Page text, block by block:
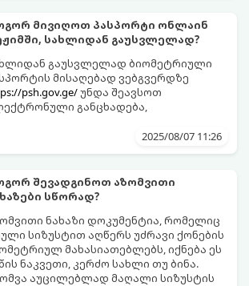
მივიღოთ პასპორტი ონლაინ
სახლიდან გაუსვლელად?
გაუსვლელად ბიომეტრიული
მისაღებად ვებგვერდზე
psh.gov.ge/უნდა შეავსოთ
განცხადება,
2025/08/07 11:26
შევადგინოთ აზომვითი
სწორად?
ნახაზი დოკუმენტია, რომელიც
სიზუსტით აღწერს უძრავი ქონების
მახასიათებლებს, იქნება ეს
ნაკვეთი, კერძო სახლი თუ ბინა.
აუცილებლად მაღალი სიზუსტის